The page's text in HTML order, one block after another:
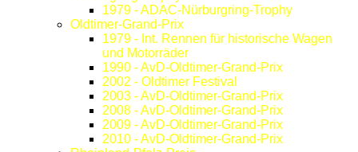
1979 - ADAC-Nürburgring-Trophy
Oldtimer-Grand-Prix
1979 - Int. Rennen für historische Wagen
und Motorräder
1990 - AvD-Oldtimer-Grand-Prix
2002 - Oldtimer Festival
2003 - AvD-Oldtimer-Grand-Prix
2008 - AvD-Oldtimer-Grand-Prix
2009 - AvD-Oldtimer-Grand-Prix
2010 - AvD-Oldtimer-Grand-Prix